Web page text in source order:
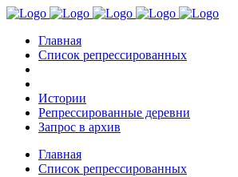
Главная
Список репрессированных
Истории
Репрессированные деревни
Запрос в архив
Главная
Список репрессированных